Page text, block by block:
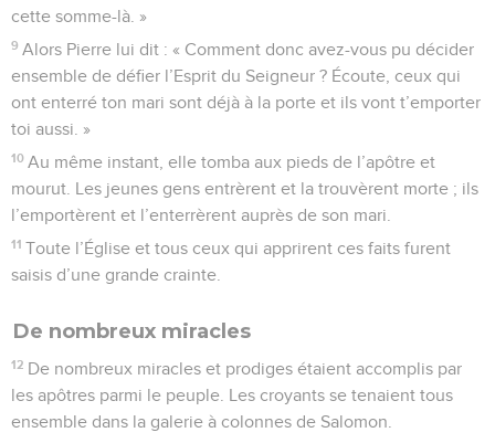
cette somme-là. »
9 Alors Pierre lui dit : « Comment donc avez-vous pu décider
ensemble de défier l’Esprit du Seigneur ? Écoute, ceux qui
ont enterré ton mari sont déjà à la porte et ils vont t’emporter
toi aussi. »
10 Au même instant, elle tomba aux pieds de l’apôtre et
mourut. Les jeunes gens entrèrent et la trouvèrent morte ; ils
l’emportèrent et l’enterrèrent auprès de son mari.
11 Toute l’Église et tous ceux qui apprirent ces faits furent
saisis d’une grande crainte.
De nombreux miracles
12 De nombreux miracles et prodiges étaient accomplis par
les apôtres parmi le peuple. Les croyants se tenaient tous
ensemble dans la galerie à colonnes de Salomon.